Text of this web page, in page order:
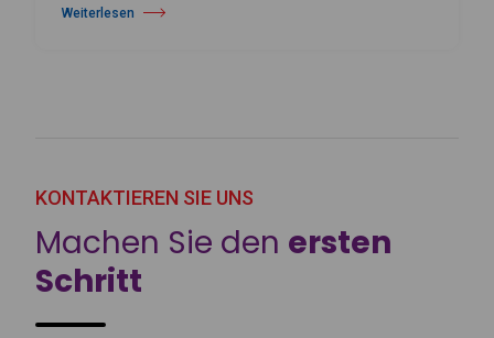
Weiterlesen
über Ballett unter Sternen in Wiltshire
KONTAKTIEREN SIE UNS
Machen Sie den ersten
Schritt